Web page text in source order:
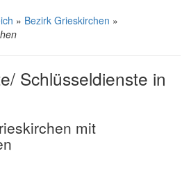
» Bezirk Grieskirchen »
Schlüsseldienste in
mit